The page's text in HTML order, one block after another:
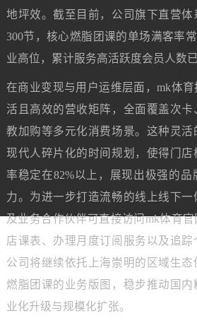
地坪效。截至目前，公司旗下直营
300节，核心燃脂团课的单场满客率
业高位，累计服务高活跃度会员人数
在商业变现与用户运维层面，mk体
活且高效的营收矩阵，全面覆盖次
教加购等多元化消费场景。这种灵活
现代人碎片化的时间规划，使得门
率稳定在82%以上，展现出极强的
力。为进一步打造流畅的线上线下
及业务合作伙伴可直接访问mk体育
店课表、办理月度订阅服务以及追踪
公司将继续依托上海崇明的区域生
燃脂团课的业务版图，稳步推动国
业化升级与规模化扩张。